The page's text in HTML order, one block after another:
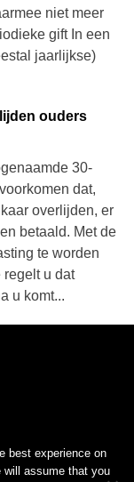
niet meer
gift In een
jaarlijkse)
ouders
30-
dat,
overlijden, er
betaald. Met de
te worden
u dat
u komt...
best experience on
assume that you